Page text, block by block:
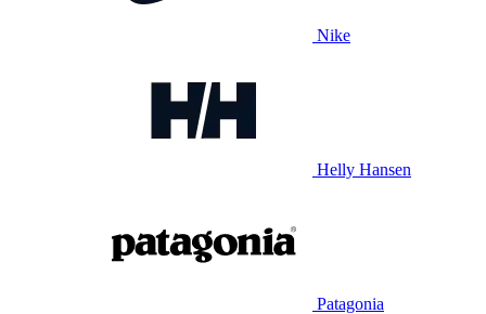
Nike
Helly Hansen
Patagonia